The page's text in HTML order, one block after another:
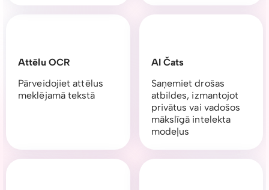
Attēlu OCR
Pārveidojiet attēlus
meklējamā tekstā
AI Čats
Saņemiet drošas
atbildes, izmantojot
privātus vai vadošos
mākslīgā intelekta
modeļus